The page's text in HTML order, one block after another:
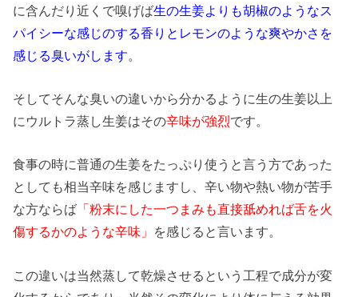
に含んだり近くで嗅げば生の生姜よりも胡椒のようなス
パイシーな感じのする香りとレモンのような爽やかさを
感じる臭いがします。
そしてそんな臭いの違いから分かるように生の生姜以上
にウルトラ蒸し生姜はその辛味が強烈です。
食事の時に普通の生姜をたっぷり使うと言う方であった
としても相当辛味を感じますし、辛い物や熱い物が苦手
な方ならば 「粉末にした一つまみも直接舐めれば舌を火
傷するかのような辛味」 を感じると言います。
この違いは当然蒸して乾燥させるという工程で成分が変